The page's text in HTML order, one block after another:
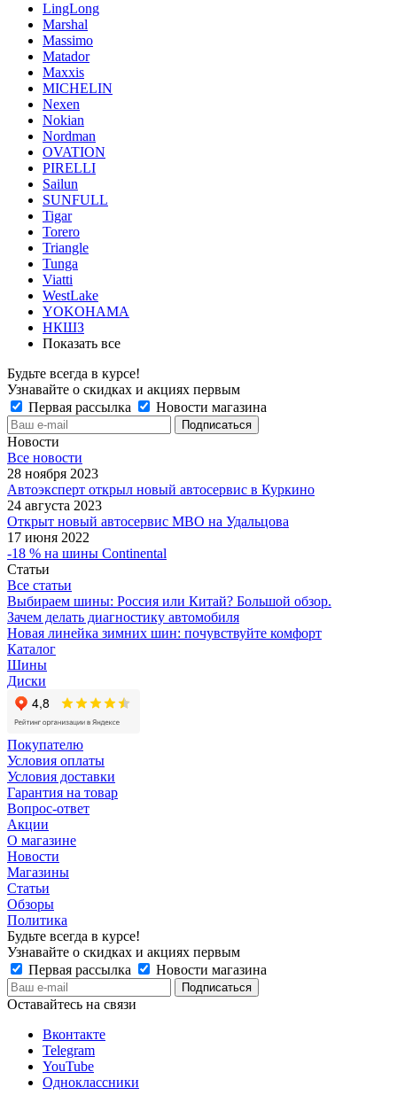
LingLong
Marshal
Massimo
Matador
Maxxis
MICHELIN
Nexen
Nokian
Nordman
OVATION
PIRELLI
Sailun
SUNFULL
Tigar
Torero
Triangle
Tunga
Viatti
WestLake
YOKOHAMA
НКШЗ
Показать все
Будьте всегда в курсе!
Узнавайте о скидках и акциях первым
Первая рассылка
Новости магазина
Новости
Все новости
28 ноября 2023
Автоэксперт открыл новый автосервис в Куркино
24 августа 2023
Открыт новый автосервис МВО на Удальцова
17 июня 2022
-18 % на шины Continental
Статьи
Все статьи
Выбираем шины: Россия или Китай? Большой обзор.
Зачем делать диагностику автомобиля
Новая линейка зимних шин: почувствуйте комфорт
Каталог
Шины
Диски
Покупателю
Условия оплаты
Условия доставки
Гарантия на товар
Вопрос-ответ
Акции
О магазине
Новости
Магазины
Статьи
Обзоры
Политика
Будьте всегда в курсе!
Узнавайте о скидках и акциях первым
Первая рассылка
Новости магазина
Оставайтесь на связи
Вконтакте
Telegram
YouTube
Одноклассники